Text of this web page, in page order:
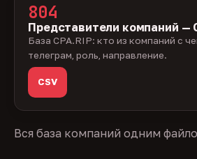
804
Представители компаний —
База CPA.RIP: кто из компаний с
телеграм, роль, направление.
CSV
Вся база компаний одним